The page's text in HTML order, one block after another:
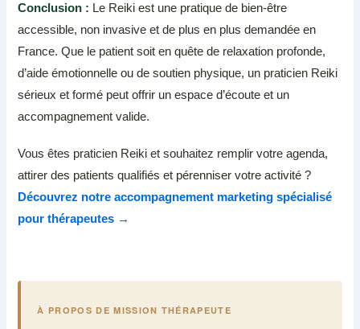
Conclusion : Le Reiki est une pratique de bien-être
accessible, non invasive et de plus en plus demandée en
France. Que le patient soit en quête de relaxation profonde,
d’aide émotionnelle ou de soutien physique, un praticien Reiki
sérieux et formé peut offrir un espace d’écoute et un
accompagnement valide.
Vous êtes praticien Reiki et souhaitez remplir votre agenda,
attirer des patients qualifiés et pérenniser votre activité ?
Découvrez notre accompagnement marketing spécialisé
pour thérapeutes →
À PROPOS DE MISSION THÉRAPEUTE